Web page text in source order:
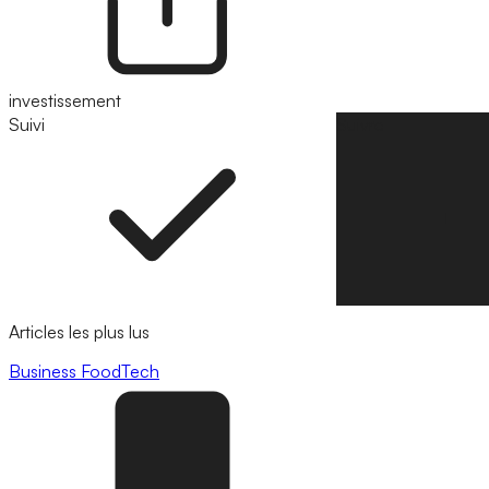
investissement
Suivi
Articles les plus lus
Business FoodTech